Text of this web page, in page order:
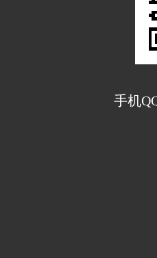
手机